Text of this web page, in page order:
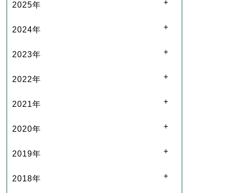
2025年
2024年
2023年
2022年
2021年
2020年
2019年
2018年